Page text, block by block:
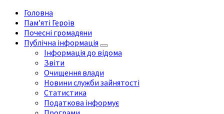
Головна
Пам'яті Героїв
Почесні громадяни
Публічна інформація
Інформація до відома
Звіти
Очищення влади
Новини служби зайнятості
Статистика
Податкова інформує